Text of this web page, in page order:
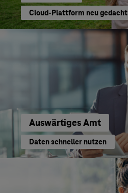
Cloud-Plattform neu gedacht
Auswärtiges Amt
Daten schneller nutzen